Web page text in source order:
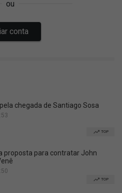
chegada de Santiago Sosa
TOP
proposta para contratar John
TOP